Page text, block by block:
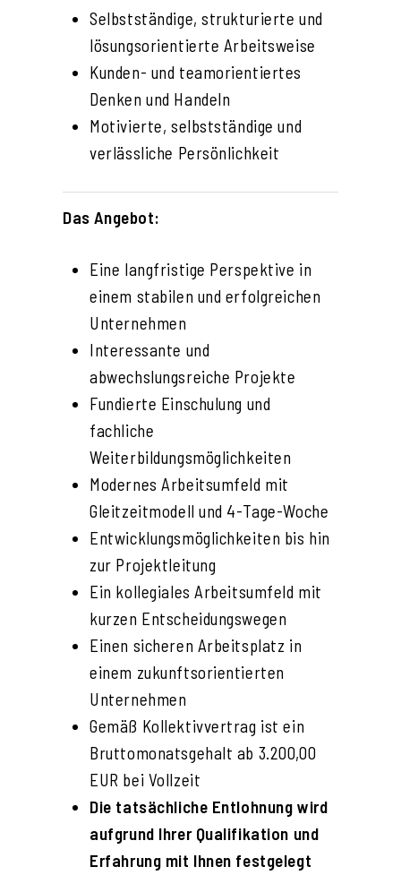
Selbstständige, strukturierte und
lösungsorientierte Arbeitsweise
Kunden- und teamorientiertes
Denken und Handeln
Motivierte, selbstständige und
verlässliche Persönlichkeit
Das Angebot:
Eine langfristige Perspektive in
einem stabilen und erfolgreichen
Unternehmen
Interessante und
abwechslungsreiche Projekte
Fundierte Einschulung und
fachliche
Weiterbildungsmöglichkeiten
Modernes Arbeitsumfeld mit
Gleitzeitmodell und 4-Tage-Woche
Entwicklungsmöglichkeiten bis hin
zur Projektleitung
Ein kollegiales Arbeitsumfeld mit
kurzen Entscheidungswegen
Einen sicheren Arbeitsplatz in
einem zukunftsorientierten
Unternehmen
Gemäß Kollektivvertrag ist ein
Bruttomonatsgehalt ab 3.200,00
EUR bei Vollzeit
Die tatsächliche Entlohnung wird
aufgrund Ihrer Qualifikation und
Erfahrung mit Ihnen festgelegt